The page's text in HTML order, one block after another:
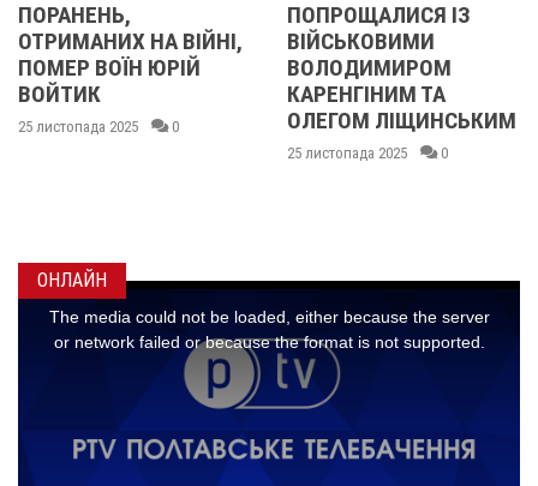
НА ВІЙНІ,
ЮРІЙ
0
ПОПРОЩАЛИСЯ ІЗ
ВІЙСЬКОВИМИ
ВОЛОДИМИРОМ
КАРЕНГІНИМ ТА
ОЛЕГОМ ЛІЩИНСЬКИМ
25 листопада 2025 0
ОНЛАЙН